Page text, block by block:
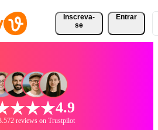
Inscreva-
se
Entrar
4.9
reviews on Trustpilot